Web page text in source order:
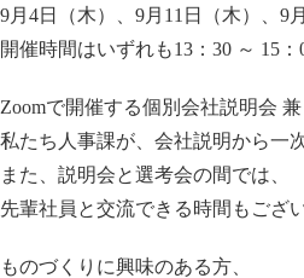
9月4日（木）、9月11日（木）、9
開催時間はいずれも13：30 ～ 15：
Zoomで開催する個別会社説明会
私たち人事課が、会社説明から一
また、説明会と選考会の間では、
先輩社員と交流できる時間もござ
ものづくりに興味のある方、